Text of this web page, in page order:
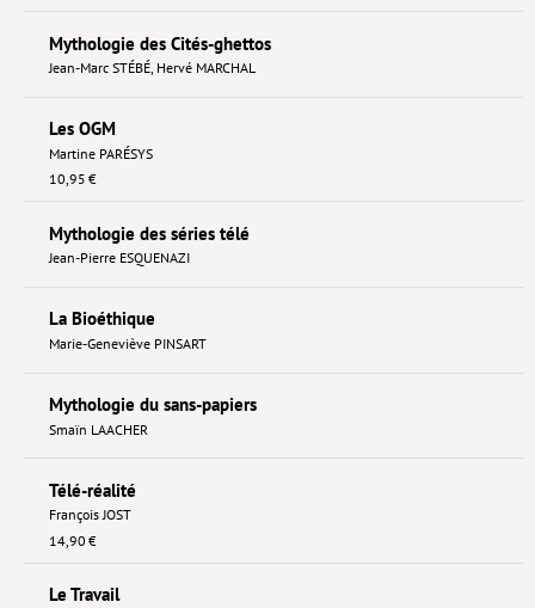
Mythologie des Cités-ghettos
Jean-Marc STÉBÉ, Hervé MARCHAL
Les OGM
Martine PARÉSYS
10,95 €
Mythologie des séries télé
Jean-Pierre ESQUENAZI
La Bioéthique
Marie-Geneviève PINSART
Mythologie du sans-papiers
Smaïn LAACHER
Télé-réalité
François JOST
14,90 €
Le Travail